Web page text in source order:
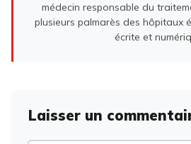
médecin responsable du
plusieurs palmarès des hôpitaux
écrite et
Laisser un